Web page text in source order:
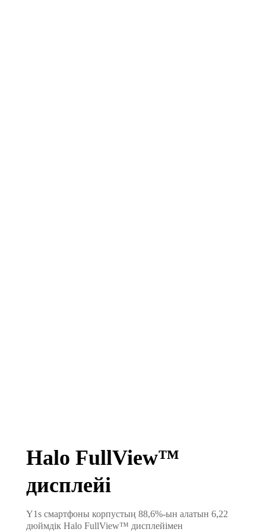
Halo FullView™
дисплейі
Y1s смартфоны корпустың 88,6%-ын алатын 6,22
дюймдік Halo FullView™ дисплейімен